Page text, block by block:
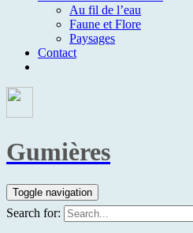
Au fil de l’eau
Faune et Flore
Paysages
Contact
Gumières
Toggle navigation
Search for: